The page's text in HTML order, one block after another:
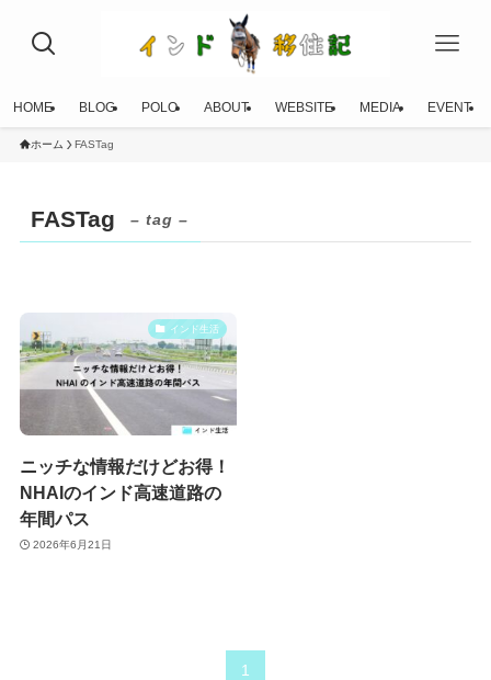
HOME BLOG POLO ABOUT WEBSITE MEDIA EVENT
ホーム FASTag
FASTag – tag –
インド生活
ニッチな情報だけどお得！
NHAIのインド高速道路の
年間パス
2026年6月21日
1